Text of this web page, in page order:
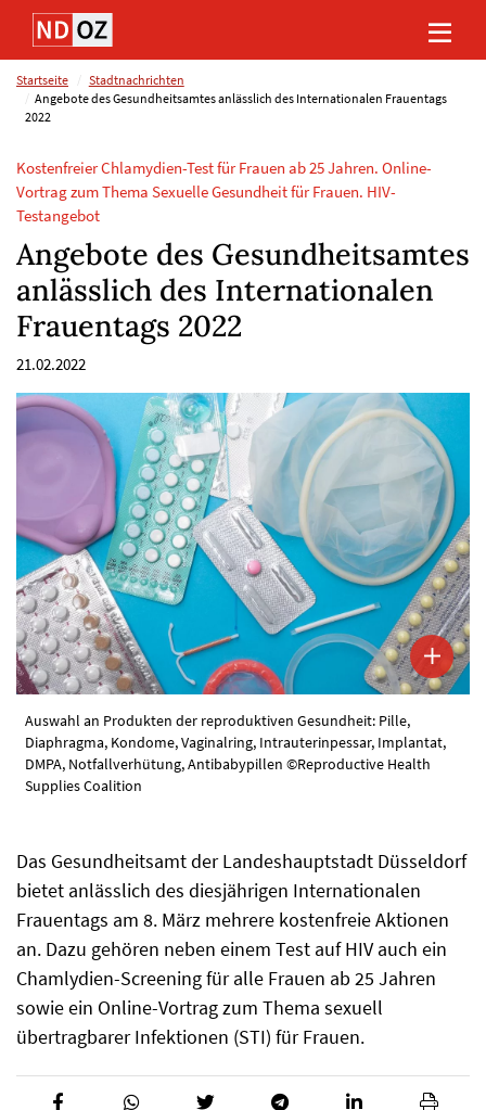
Direkt
Inhalt
(Eingabetaste)
Direkt
Hauptmenu
(Eingabetaste)
Direkt
Suche
(Eingabetaste)
Direkt
Footer
(Eingabetaste)
Startseite
Stadtnachrichten
Angebote des Gesundheitsamtes anlässlich des Internationalen Frauentags
2022
Kostenfreier Chlamydien-Test für Frauen ab 25 Jahren. Online-
Vortrag zum Thema Sexuelle Gesundheit für Frauen. HIV-
Testangebot
Angebote des Gesundheitsamtes
anlässlich des Internationalen
Frauentags 2022
21.02.2022
Auswahl an Produkten der reproduktiven Gesundheit: Pille,
Diaphragma, Kondome, Vaginalring, Intrauterinpessar, Implantat,
DMPA, Notfallverhütung, Antibabypillen ©Reproductive Health
Supplies Coalition
Das Gesundheitsamt der Landeshauptstadt Düsseldorf
bietet anlässlich des diesjährigen Internationalen
Frauentags am 8. März mehrere kostenfreie Aktionen
an. Dazu gehören neben einem Test auf HIV auch ein
Chamlydien-Screening für alle Frauen ab 25 Jahren
sowie ein Online-Vortrag zum Thema sexuell
übertragbarer Infektionen (STI) für Frauen.